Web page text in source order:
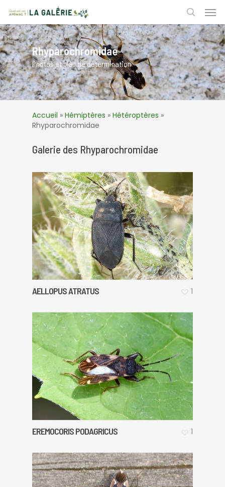
main
content
search
Rhyparochromidae
Photos et clés de détermination
Accueil » Hémiptères » Hétéroptères »
Rhyparochromidae
Galerie des Rhyparochromidae
AELLOPUS ATRATUS 1
EREMOCORIS PODAGRICUS 1